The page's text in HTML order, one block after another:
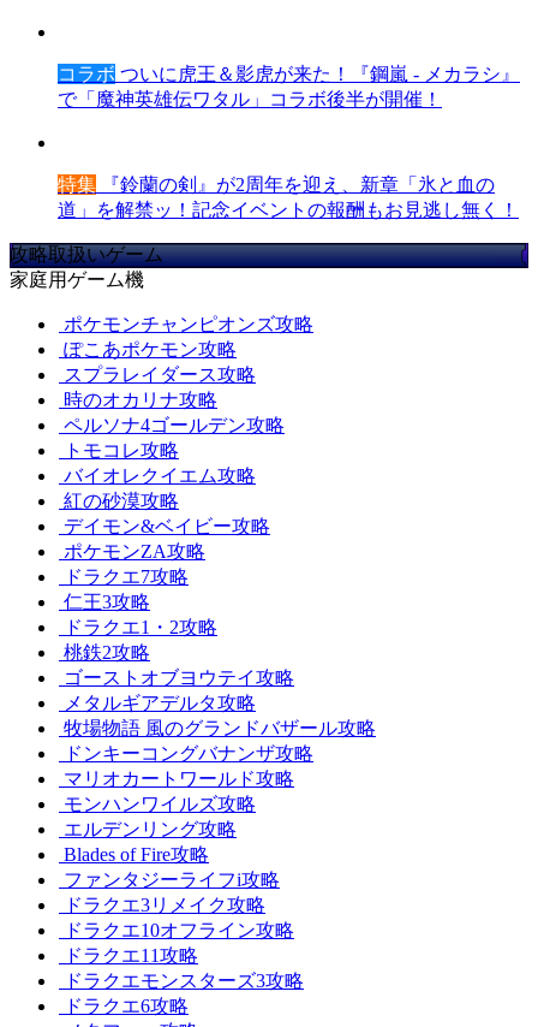
コラボ ついに虎王＆影虎が来た！『鋼嵐 - メカラシ』
で「魔神英雄伝ワタル」コラボ後半が開催！
特集 『鈴蘭の剣』が2周年を迎え、新章「氷と血の
道」を解禁ッ！記念イベントの報酬もお見逃し無く！
攻略取扱いゲーム
家庭用ゲーム機
ポケモンチャンピオンズ攻略
ぽこあポケモン攻略
スプラレイダース攻略
時のオカリナ攻略
ペルソナ4ゴールデン攻略
トモコレ攻略
バイオレクイエム攻略
紅の砂漠攻略
デイモン&ベイビー攻略
ポケモンZA攻略
ドラクエ7攻略
仁王3攻略
ドラクエ1・2攻略
桃鉄2攻略
ゴーストオブヨウテイ攻略
メタルギアデルタ攻略
牧場物語 風のグランドバザール攻略
ドンキーコングバナンザ攻略
マリオカートワールド攻略
モンハンワイルズ攻略
エルデンリング攻略
Blades of Fire攻略
ファンタジーライフi攻略
ドラクエ3リメイク攻略
ドラクエ10オフライン攻略
ドラクエ11攻略
ドラクエモンスターズ3攻略
ドラクエ6攻略